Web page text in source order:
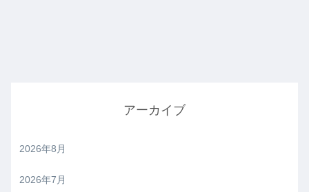
アーカイブ
2026年8月
2026年7月